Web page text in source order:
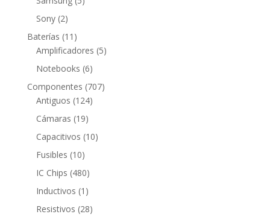
Sony 22
productos
Baterías 11 11
productos
Amplificadores 55
Notebooks 66
productos
Componentes 707707
Antiguos 124124
Cámaras 1919
productos
Capacitivos 1010
Fusibles 1010
productos
IC Chips 480480
productos
Inductivos 1 1
producto
Resistivos 2828